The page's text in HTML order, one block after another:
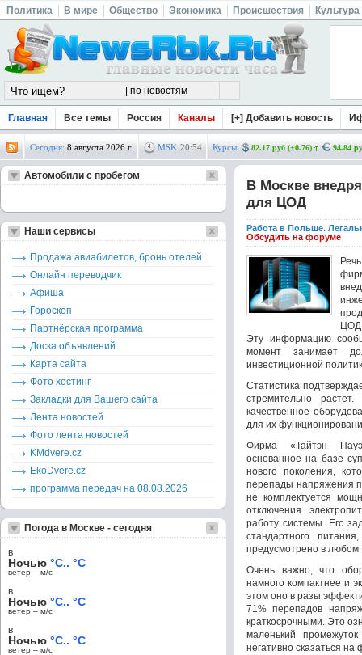
Политика В мире Общество Экономика Происшествия Культура
Главная Все темы Россия Каналы [+] Добавить новость
Сегодня: 8 августа 2026 г. MSK 20:54 Курсы: 82.17 руб (+0.76) 94.84
В Москве
для ЦОД
Работа в Польше.
Обсудить на форуме
ЦОД
Эту информацию
момент занимает
инвестиционной
Статистика
стремительно
качественное
для их
Фирма «Тайтэн
основанное на базе
нового поколения,
перепады напряжения
не комплектуется
отключения
работу системы. Его
стандартного
предусмотрено в
Очень важно, что
намного компактнее и
этом оно в разы
71% перепадов
краткосрочными. Это
маленький
негативно сказаться
Автомобили с пробегом
Наши сервисы
Продажа авиабилетов, бронь отелей
Онлайн переводчик
Афиша
Гороскоп
Партнёрская программа
Доска объявлений
Карта сайта
Фото хостинг
Закладки для Вашего сайта
Лента новостей
Фото лента новостей
KMdvere.cz
EkoDvere.cz
программа передач на 08.08.2026
Погода в Москве - сегодня
в
Ночью °C.. °C
ветер – м/c
в
Ночью °C.. °C
ветер – м/c
в
Ночью °C.. °C
ветер – м/c